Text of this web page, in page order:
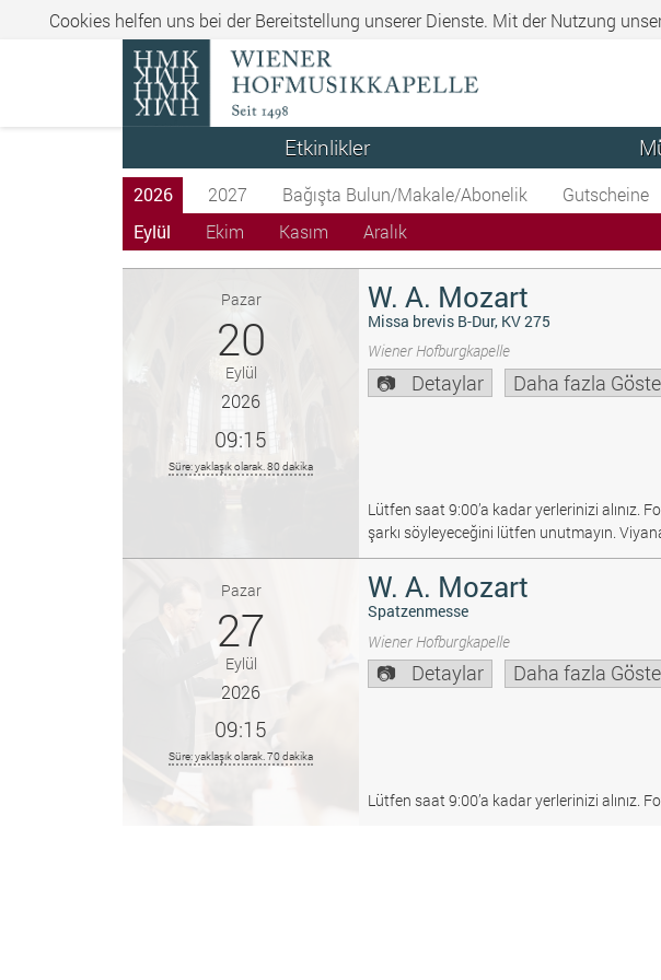
Cookies helfen uns bei der Bereitstellung unserer Dienste. Mit der Nutzung
Etkinlikler
2026 2027 Bağışta Bulun/Makale/Abonelik
Gutscheine
Eylül
Ekim Kasım Aralık
Pazar
20
Eylül
2026
09:15
Süre: yaklaşık olarak. 80 dakika
W. A. Mozart
Missa brevis B-Dur, KV 275
Wiener Hofburgkapelle
Detaylar Daha fazla
Lütfen saat 9:00’a kadar yerlerinizi alınız.
şarkı söyleyeceğini lütfen unutmayın.
Pazar
27
Eylül
2026
09:15
Süre: yaklaşık olarak. 70 dakika
W. A. Mozart
Spatzenmesse
Wiener Hofburgkapelle
Detaylar Daha fazla
Lütfen saat 9:00’a kadar yerlerinizi alınız.